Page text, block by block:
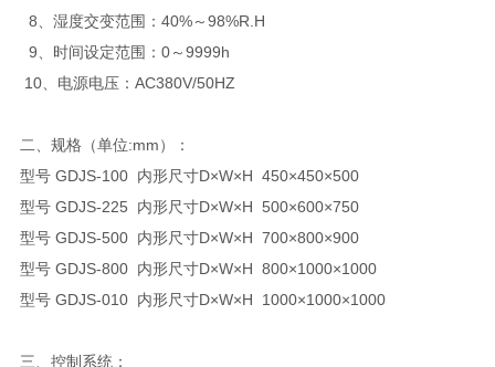
8、湿度交变范围：40%～98%R.H
9、时间设定范围：0～9999h
10、电源电压：AC380V/50HZ
二、规格（单位:mm）：
型号 GDJS-100 内形尺寸D×W×H 450×450×500
型号 GDJS-225 内形尺寸D×W×H 500×600×750
型号 GDJS-500 内形尺寸D×W×H 700×800×900
型号 GDJS-800 内形尺寸D×W×H 800×1000×1000
型号 GDJS-010 内形尺寸D×W×H 1000×1000×1000
三、控制系统：